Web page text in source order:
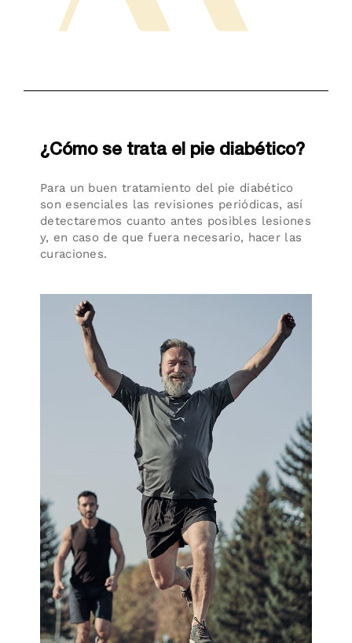
¿Cómo se trata el pie diabético?
Para un buen tratamiento del pie diabético
son esenciales las revisiones periódicas, así
detectaremos cuanto antes posibles lesiones
y, en caso de que fuera necesario, hacer las
curaciones.